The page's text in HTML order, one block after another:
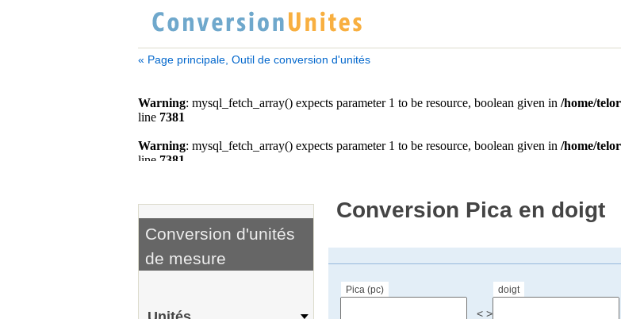
« Page principale, Outil de conversion d'unités
Conversion Pica en doigt
Pica (pc)
< >
doigt
Conversion d'unités
de mesure